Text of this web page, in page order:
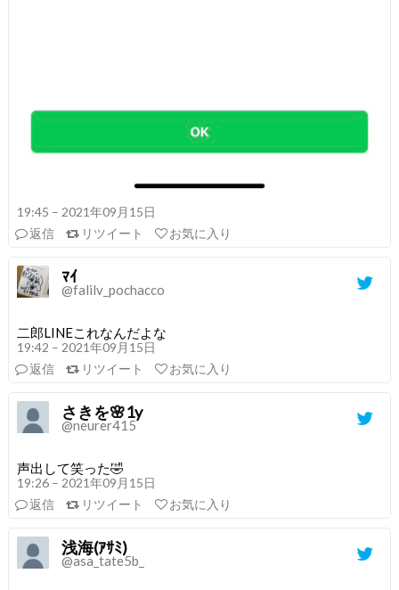
19:45 – 2021年09月15日
返信
リツイート お気に入り
ﾏｲ
@falilv_pochacco
二郎LINEこれなんだよな
19:42 – 2021年09月15日
返信
リツイート お気に入り
さきを🌸1y
@neurer415
声出して笑った🤣
19:26 – 2021年09月15日
返信
リツイート お気に入り
浅海(ｱｻﾐ)
@asa_tate5b_